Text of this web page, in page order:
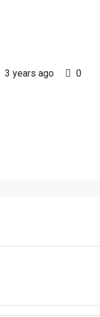
3 years ago 0